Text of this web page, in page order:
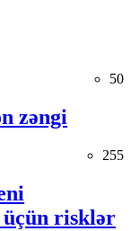
50
zəngi
255
üçün risklər